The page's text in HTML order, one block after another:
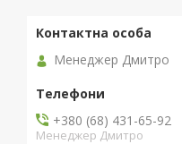
Менеджер Дмитро
+380 (68) 431-65-92
Менеджер Дмитро